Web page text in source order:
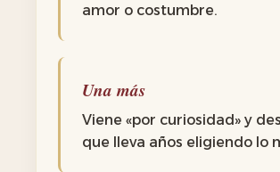
amor o costumbre.
Una más
Viene «por curiosidad» y
que lleva años eligiendo lo